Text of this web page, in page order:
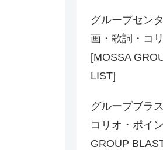
グループセン
画・歌詞・コ
[MOSSA
LIST]
グループブラ
コリオ・ポイ
GROUP